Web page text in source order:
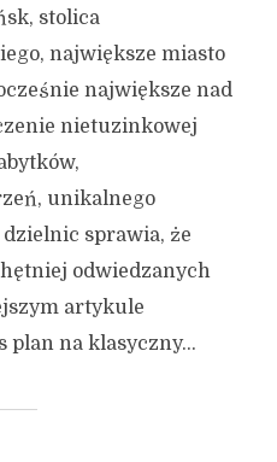
stolica
największe miasto
największe nad
nietuzinkowej
unikalnego
sprawia, że
odwiedzanych
artykule
plan na klasyczny...